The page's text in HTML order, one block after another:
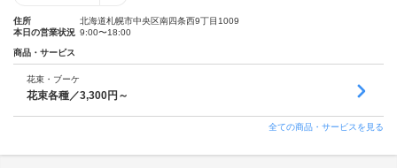
住所
北海道札幌市中央区南四条西9丁目1009
本日の営業状況 9:00〜18:00
商品・サービス
花束・ブーケ
花束各種／3,300円～
全ての商品・サービスを見る